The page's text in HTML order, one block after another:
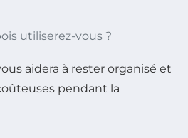
utiliserez-vous ?
aidera à rester organisé et
pendant la